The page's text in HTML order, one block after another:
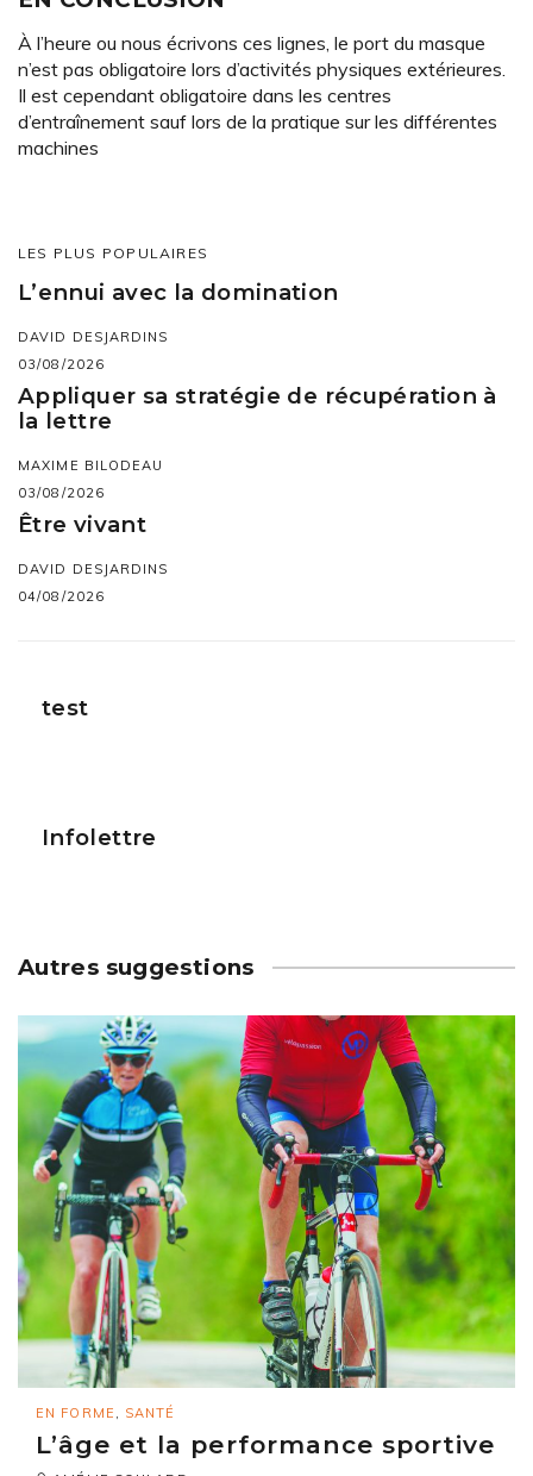
À l’heure ou nous écrivons ces lignes, le port du masque
n’est pas obligatoire lors d’activités physiques extérieures.
Il est cependant obligatoire dans les centres
d’entraînement sauf lors de la pratique sur les différentes
machines
LES PLUS POPULAIRES
L’ennui avec la domination
DAVID DESJARDINS
03/08/2026
Appliquer sa stratégie de récupération à
la lettre
MAXIME BILODEAU
03/08/2026
Être vivant
DAVID DESJARDINS
04/08/2026
test
Infolettre
Autres suggestions
EN FORME , SANTÉ
L’âge et la performance sportive